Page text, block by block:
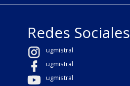
Redes Sociales
ugmistral
ugmistral
ugmistral